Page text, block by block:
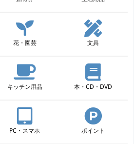
花・園芸 文具
キッチン用品 本・CD・DVD
PC・スマホ ポイント